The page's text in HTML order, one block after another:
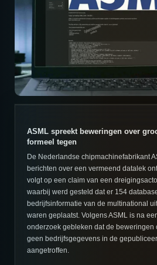
ASML spreekt beweringen over
formeel tegen
De Nederlandse chipmachinefabrikant
berichten over een vermeend datalek
volgt op een claim van een
waarbij werd gesteld dat er 154
bedrijfsinformatie van de multinational
waren geplaatst. Volgens ASML is na
onderzoek gebleken dat de beweringen
geen bedrijfsgegevens in de
aangetroffen.